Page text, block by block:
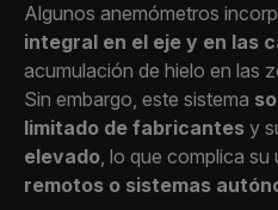
Algunos anemómetros
integral en el eje y en las
acumulación de hielo en las
Sin embargo, este sistema
limitado de fabricantes y
elevado, lo que complica su
remotos o sistemas